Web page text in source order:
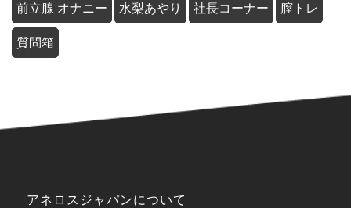
前立腺 オナニー 水梨あやり 社長コーナー 膣トレ
質問箱
アネロスジャパンについて